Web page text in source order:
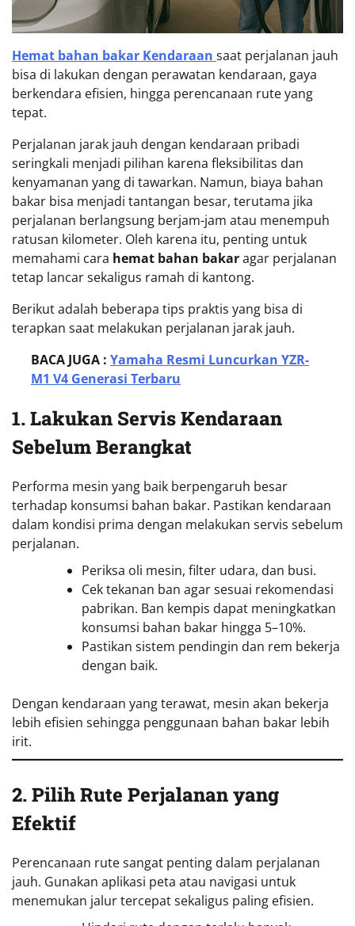
Hemat bahan bakar Kendaraan saat perjalanan jauh
bisa di lakukan dengan perawatan kendaraan, gaya
berkendara efisien, hingga perencanaan rute yang
tepat.
Perjalanan jarak jauh dengan kendaraan pribadi
seringkali menjadi pilihan karena fleksibilitas dan
kenyamanan yang di tawarkan. Namun, biaya bahan
bakar bisa menjadi tantangan besar, terutama jika
perjalanan berlangsung berjam-jam atau menempuh
ratusan kilometer. Oleh karena itu, penting untuk
memahami cara hemat bahan bakaragar perjalanan
tetap lancar sekaligus ramah di kantong.
Berikut adalah beberapa tips praktis yang bisa di
terapkan saat melakukan perjalanan jarak jauh.
BACA JUGA : Yamaha Resmi Luncurkan YZR-
M1 V4 Generasi Terbaru
1. Lakukan Servis Kendaraan
Sebelum Berangkat
Performa mesin yang baik berpengaruh besar
terhadap konsumsi bahan bakar. Pastikan kendaraan
dalam kondisi prima dengan melakukan servis sebelum
perjalanan.
Periksa oli mesin, filter udara, dan busi.
Cek tekanan ban agar sesuai rekomendasi
pabrikan. Ban kempis dapat meningkatkan
konsumsi bahan bakar hingga 5–10%.
Pastikan sistem pendingin dan rem bekerja
dengan baik.
Dengan kendaraan yang terawat, mesin akan bekerja
lebih efisien sehingga penggunaan bahan bakar lebih
irit.
2. Pilih Rute Perjalanan yang
Efektif
Perencanaan rute sangat penting dalam perjalanan
jauh. Gunakan aplikasi peta atau navigasi untuk
menemukan jalur tercepat sekaligus paling efisien.